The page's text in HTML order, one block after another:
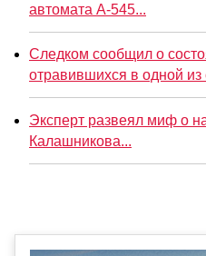
автомата А-545...
Следком сообщил о
отравившихся в одной из
Эксперт развеял миф о
Калашникова...